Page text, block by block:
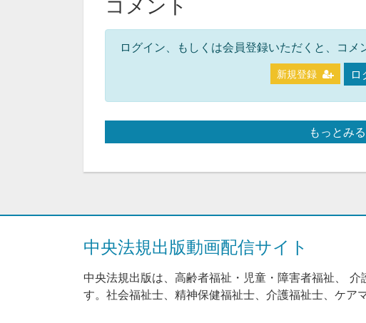
コメント
ログイン、もしくは会員登録いただくと、コメ
新規登録 ロ
もっとみる
中央法規出版動画配信サイト
中央法規出版は、高齢者福祉・児童・障害者福祉、
す。社会福祉士、精神保健福祉士、介護福祉士、ケア